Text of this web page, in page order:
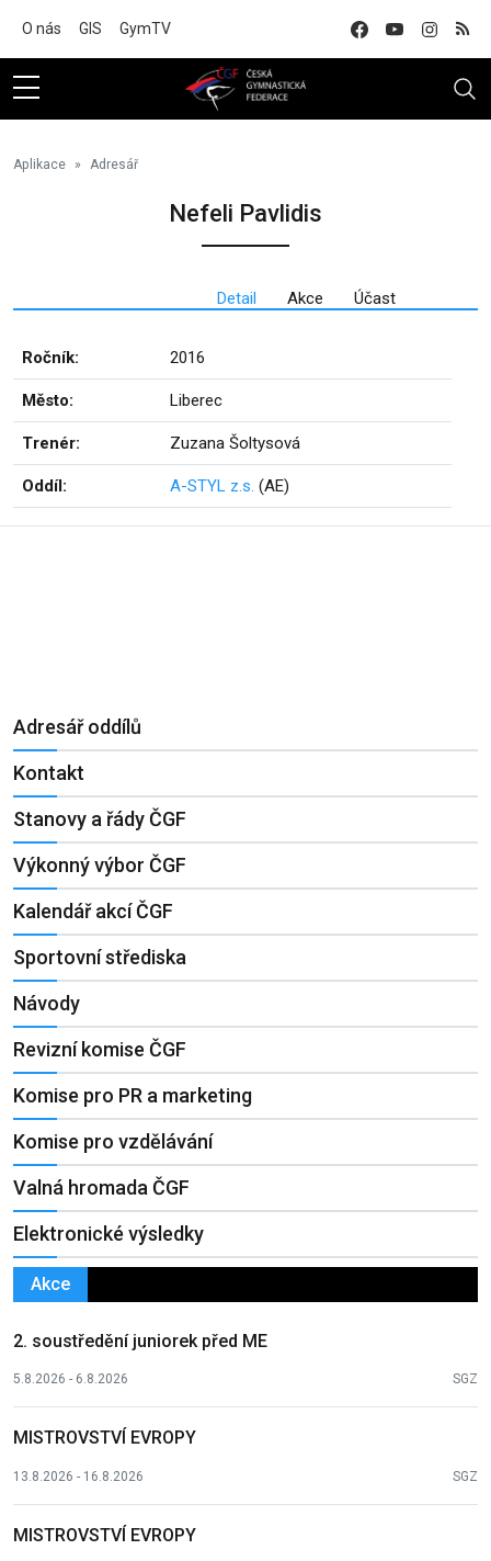
O nás GIS GymTV
Aplikace Adresář
Nefeli Pavlidis
Detail Akce Účast
Ročník: 2016
Město: Liberec
Trenér: Zuzana Šoltysová
Oddíl: A-STYL z.s. (AE)
Adresář oddílů
Kontakt
Stanovy a řády ČGF
Výkonný výbor ČGF
Kalendář akcí ČGF
Sportovní střediska
Návody
Revizní komise ČGF
Komise pro PR a marketing
Komise pro vzdělávání
Valná hromada ČGF
Elektronické výsledky
Akce
2. soustředění juniorek před ME
5.8.2026 - 6.8.2026 SGZ
MISTROVSTVÍ EVROPY
13.8.2026 - 16.8.2026 SGZ
MISTROVSTVÍ EVROPY